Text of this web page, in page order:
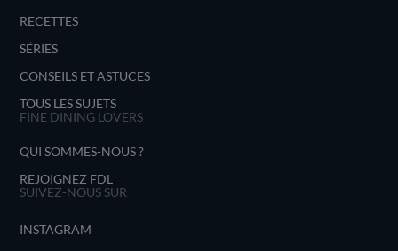
RECETTES
SÉRIES
CONSEILS ET ASTUCES
TOUS LES SUJETS
FINE DINING LOVERS
QUI SOMMES-NOUS ?
REJOIGNEZ FDL
SUIVEZ-NOUS SUR
INSTAGRAM